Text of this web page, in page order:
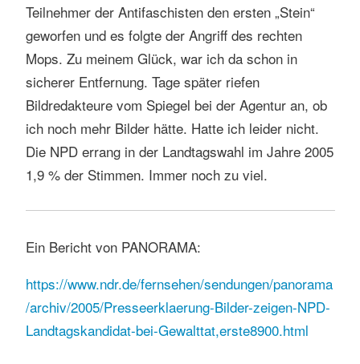
Teilnehmer der Antifaschisten den ersten „Stein“
geworfen und es folgte der Angriff des rechten
Mops. Zu meinem Glück, war ich da schon in
sicherer Entfernung. Tage später riefen
Bildredakteure vom Spiegel bei der Agentur an, ob
ich noch mehr Bilder hätte. Hatte ich leider nicht.
Die NPD errang in der Landtagswahl im Jahre 2005
1,9 % der Stimmen. Immer noch zu viel.
Ein Bericht von PANORAMA:
https://www.ndr.de/fernsehen/sendungen/panorama
/archiv/2005/Presseerklaerung-Bilder-zeigen-NPD-
Landtagskandidat-bei-Gewalttat,erste8900.html